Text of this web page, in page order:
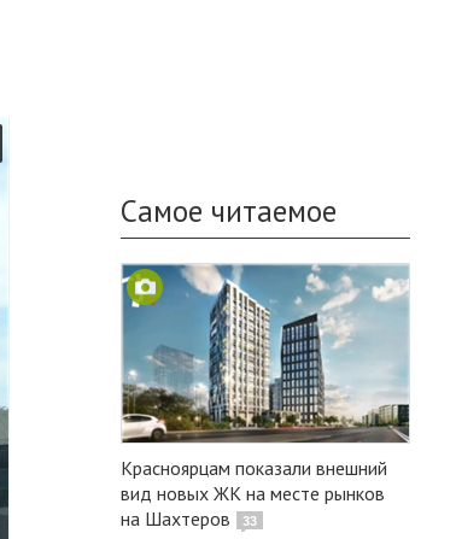
Самое читаемое
Красноярцам показали внешний
вид новых ЖК на месте рынков
на Шахтеров
33